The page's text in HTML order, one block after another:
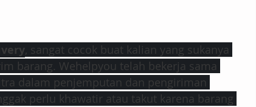
​, sangat cocok buat kalian yang sukanya
barang. Wehelpyou telah bekerja sama
dalam penjemputan dan pengiriman
perlu khawatir atau takut karena barang